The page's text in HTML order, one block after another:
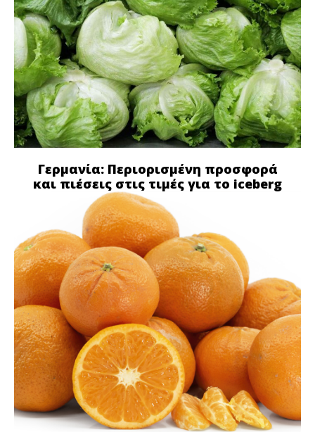
Γερμανία: Περιορισμένη προσφορά
και πιέσεις στις τιμές για το iceberg